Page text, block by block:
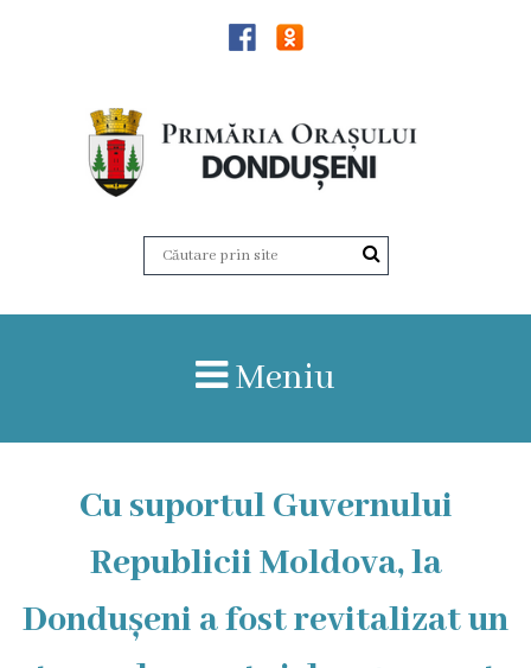
Dondușeni
orașului
Patrimoniul
importanță
istorică
și
culturală
Meniu
Cu suportul Guvernului
Republicii Moldova, la
Dondușeni a fost revitalizat un